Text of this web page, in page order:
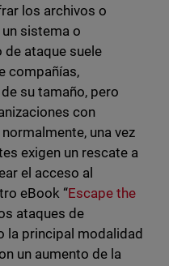
los archivos o
sistema o
ataque suele
compañías,
su tamaño, pero
con
una vez
exigen un rescate a
el acceso al
eBook “Escape the
ataques de
la principal modalidad
un aumento de la